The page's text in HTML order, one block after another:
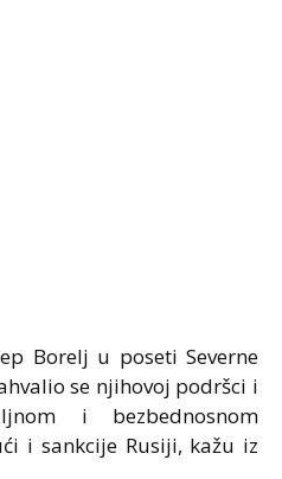
Borelj u poseti Severne
se njihovoj podršci i
i bezbednosnom
i sankcije Rusiji, kažu iz